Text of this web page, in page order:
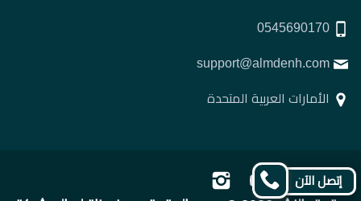
الأمارات العربية المتحدة
تابعنا
تابعنا
تابعنا
إتصل الآن